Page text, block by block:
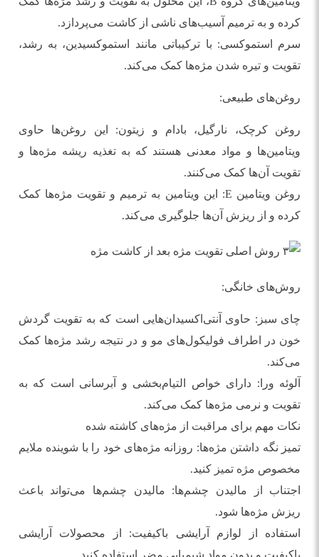
کرده و به ترمیم آسیب‌های ناشی از کاشت می‌پردازد.
سرم استموکسی: با ترکیباتی مانند استموکسیدین، به رشد،
تقویت و تیره شدن مژه‌ها کمک می‌کند.
روغن‌های طبیعی:
روغن کرچک، نارگیل، بادام و زیتون: این روغن‌ها حاوی
ویتامین‌ها و مواد معدنی هستند که به تغذیه ریشه مژه‌ها و
تقویت آن‌ها کمک می‌کنند.
روغن ویتامین E: این ویتامین به ترمیم و تقویت مژه‌ها کمک
کرده و از ریزش آن‌ها جلوگیری می‌کند.
روش‌های خانگی:
چای سبز: حاوی آنتی‌اکسیدان‌هایی است که به تقویت گردش
خون در اطراف فولیکول‌های مو و در نتیجه رشد مژه‌ها کمک
می‌کند.
آلوئه ورا: دارای خواص التیام‌بخشی و آبرسانی است که به
تقویت و نرمی مژه‌ها کمک می‌کند.
نکات مهم برای مراقبت از مژه‌های کاشته شده
تمیز نگه داشتن مژه‌ها: روزانه مژه‌های خود را با شوینده ملایم
مخصوص مژه تمیز کنید.
اجتناب از مالیدن چشم‌ها: مالیدن چشم‌ها می‌تواند باعث
ریزش مژه‌ها شود.
استفاده از لوازم آرایشی باکیفیت: از محصولات آرایشی